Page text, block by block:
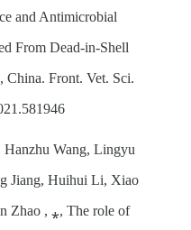
and Antimicrobial
From Dead-in-Shell
China. Front. Vet. Sci.
Wang, Lingyu
Jiang, Huihui Li, Xiao
Zhao , ⁎, The role of